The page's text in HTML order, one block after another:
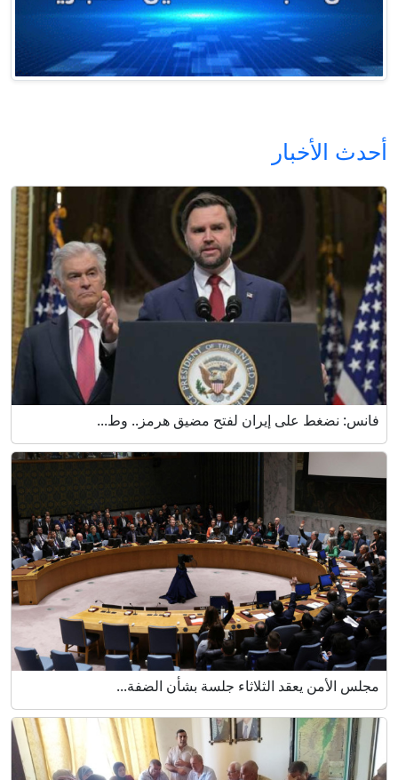
أحدث الأخبار
فانس: نضغط على إيران لفتح مضيق هرمز.. وط...
مجلس الأمن يعقد الثلاثاء جلسة بشأن الضفة...